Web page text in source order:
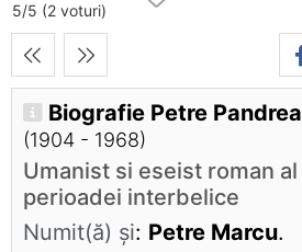
5/5 (2 voturi)
Biografie Petre Pandrea
(1904 - 1968)
Umanist si eseist roman al
perioadei interbelice
Numit(ă) și: Petre Marcu.